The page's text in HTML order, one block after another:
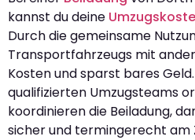
kannst du deine
Durch die gemeinsame
Transportfahrzeugs mit
Kosten und sparst bares
qualifizierten Umzugsteams
koordinieren die Beiladung,
sicher und termingerecht am